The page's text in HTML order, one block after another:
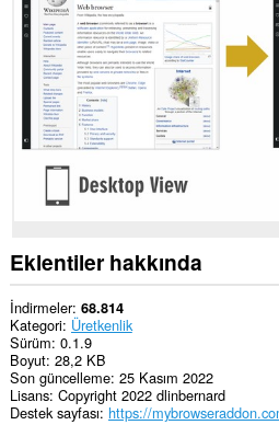
Eklentiler hakkında
İndirmeler 68.814
Kategori Üretkenlik
Sürüm 0.1.9
Boyut 28,2 KB
Son güncelleme 25 Kasım 2022
Lisans Copyright 2022 dlinbernard
Destek sayfası https://